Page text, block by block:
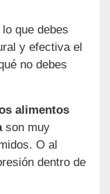
que debes
y efectiva el
no debes
alimentos
son muy
O al
dentro de